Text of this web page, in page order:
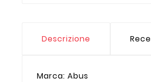
Descrizione
Marca: Abus